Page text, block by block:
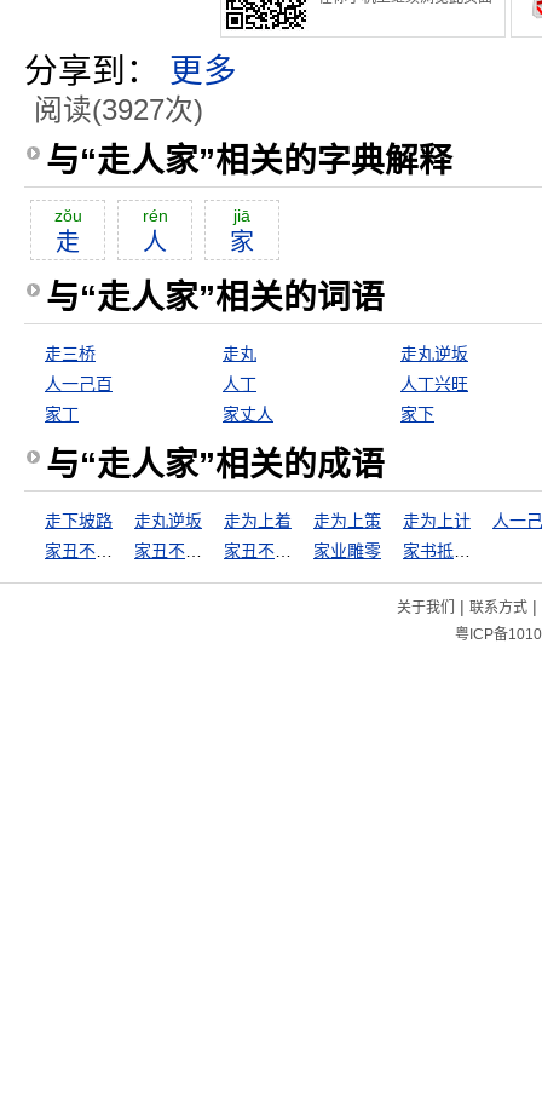
分享到： 更多
阅读(3927次)
与“走人家”相关的字典解释
zŏu
走
rén
人
jiā
家
与“走人家”相关的词语
走三桥 走丸
走丸逆坂
人一己百
人丁
人丁兴旺
家丁
家丈人 家下
与“走人家”相关的成语
走下坡路 走丸逆坂 走为上着 走为上策 走为上计
人一
家业雕零
关于我们 | 联系方式|
粤ICP备